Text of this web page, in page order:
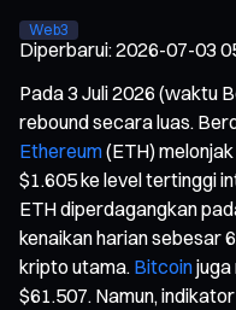
Web3
Diperbarui:2026-07-03
Pada 3 Juli 2026 (waktu
rebound secara luas.
Ethereum(ETH)
$1.605 ke level tertinggi
ETH diperdagangkan
kenaikan harian sebesar
kripto utama. Bitcoinjuga
$61.507. Namun,